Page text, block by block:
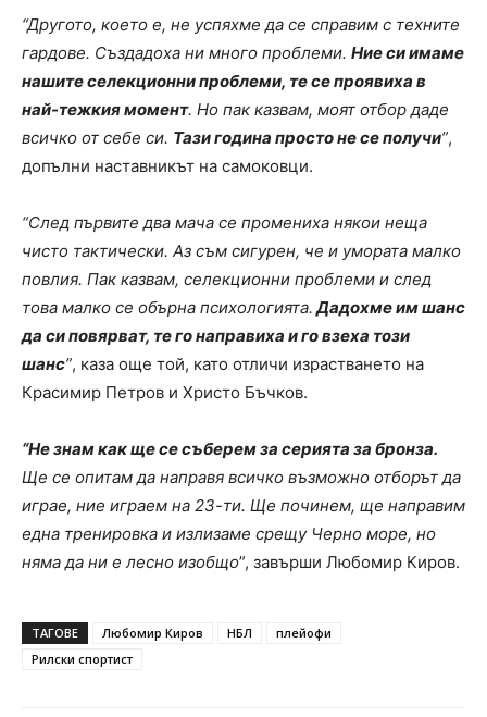
“Другото, което е, не успяхме да се справим с техните
гардове. Създадоха ни много проблеми. Ние си имаме
нашите селекционни проблеми, те се проявиха в
най-тежкия момент. Но пак казвам, моят отбор даде
всичко от себе си. Тази година просто не се получи”,
допълни наставникът на самоковци.
“След първите два мача се промениха някои неща
чисто тактически. Аз съм сигурен, че и умората малко
повлия. Пак казвам, селекционни проблеми и след
това малко се обърна психологията.Дадохме им шанс
да си повярват, те го направиха и го взеха този
шанс”, каза още той, като отличи израстването на
Красимир Петров и Христо Бъчков.
“Не знам как ще се съберем за серията за бронза.
Ще се опитам да направя всичко възможно отборът да
играе, ние играем на 23-ти. Ще починем, ще направим
една тренировка и излизаме срещу Черно море, но
няма да ни е лесно изобщо”, завърши Любомир Киров.
ТАГОВЕ Любомир Киров НБЛ
плейофи
Рилски спортист